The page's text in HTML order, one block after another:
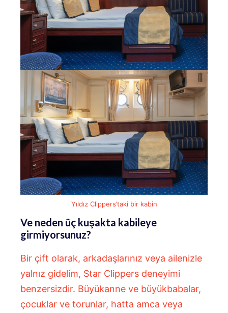
Yıldız Clippers’taki bir kabin
Ve neden üç kuşakta kabileye
girmiyorsunuz?
Bir çift olarak, arkadaşlarınız veya ailenizle
yalnız gidelim, Star Clippers deneyimi
benzersizdir. Büyükanne ve büyükbabalar,
çocuklar ve torunlar, hatta amca veya